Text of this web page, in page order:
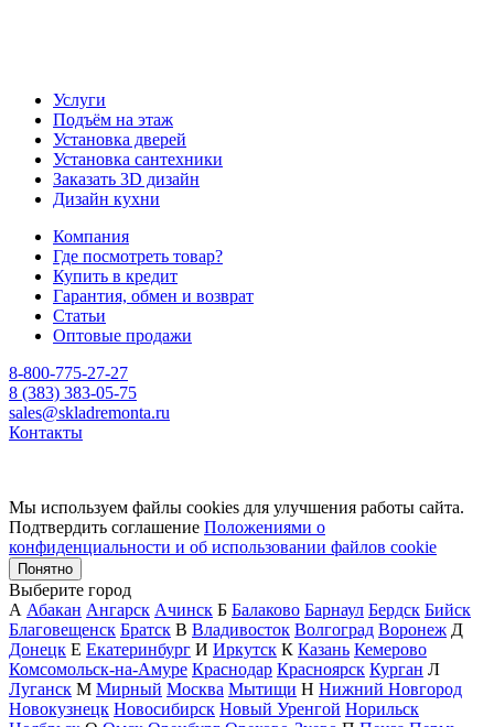
Услуги
Подъём на этаж
Установка дверей
Установка сантехники
Заказать 3D дизайн
Дизайн кухни
Компания
Где посмотреть товар?
Купить в кредит
Гарантия, обмен и возврат
Статьи
Оптовые продажи
8-800-775-27-27
8 (383) 383-05-75
sales@skladremonta.ru
Контакты
Мы используем файлы cookies для улучшения работы сайта.
Подтвердить соглашение Положениями о
конфиденциальности и об использовании файлов cookie
Понятно
Выберите город
А Абакан Ангарск Ачинск Б Балаково Барнаул Бердск Бийск
Благовещенск Братск В Владивосток Волгоград Воронеж Д
Донецк Е Екатеринбург И Иркутск К Казань Кемерово
Комсомольск-на-Амуре Краснодар Красноярск Курган Л
Луганск М Мирный Москва Мытищи Н Нижний Новгород
Новокузнецк Новосибирск Новый Уренгой Норильск